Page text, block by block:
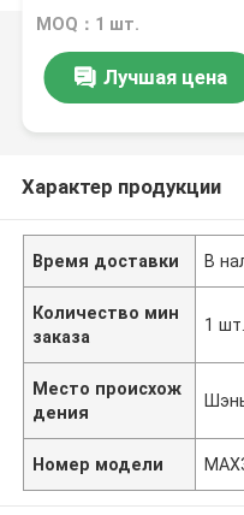
от 3 В до 5,5 В,
MOQ：1 шт.
Лучшая цена
Характер продукции
Время доставки В
Количество мин
заказа
1 шт.
Место происхож
дения
Номер модели